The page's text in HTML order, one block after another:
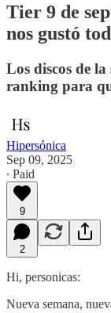
Tier 9 de
nos gustó
Los discos de
ranking para
Hipersónica
Sep 09, 2025
∙ Paid
9
2
Hi, personicas:
Nueva semana,